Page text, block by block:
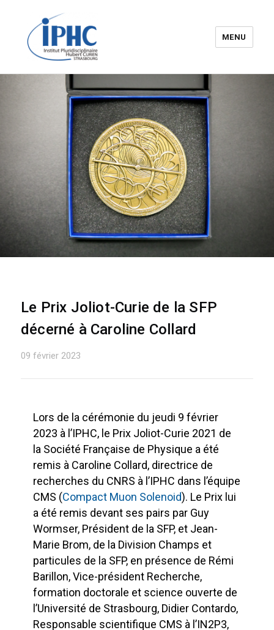
Institut pluridisciplinaire Hubert
Curien – IPHC
MENU
Le Prix Joliot-Curie de la SFP
décerné à Caroline Collard
09 février 2023
Lors de la cérémonie du jeudi 9 février
2023 à l’IPHC, le Prix Joliot-Curie 2021 de
la Société Française de Physique a été
remis à Caroline Collard, directrice de
recherches du CNRS à l’IPHC dans l’équipe
CMS (Compact Muon Solenoid). Le Prix lui
a été remis devant ses pairs par Guy
Wormser, Président de la SFP, et Jean-
Marie Brom, de la Division Champs et
particules de la SFP, en présence de Rémi
Barillon, Vice-président Recherche,
formation doctorale et science ouverte de
l’Université de Strasbourg, Didier Contardo,
Responsable scientifique CMS à l’IN2P3,